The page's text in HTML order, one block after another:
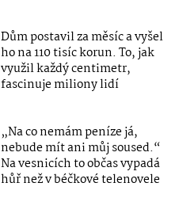
Dům postavil za měsíc a vyšel
ho na 110 tisíc korun. To, jak
využil každý centimetr,
fascinuje miliony lidí
„Na co nemám peníze já,
nebude mít ani můj soused.“
Na vesnicích to občas vypadá
hůř než v béčkové telenovele